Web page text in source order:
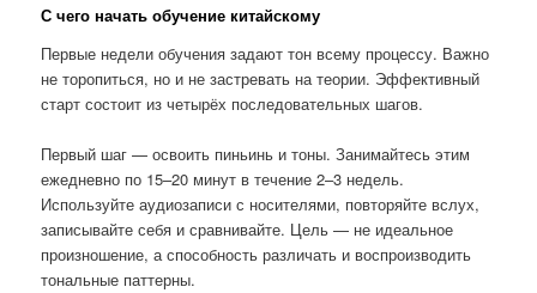
С чего начать обучение китайскому
Первые недели обучения задают тон всему процессу. Важно
не торопиться, но и не застревать на теории. Эффективный
старт состоит из четырёх последовательных шагов.
Первый шаг — освоить пиньинь и тоны. Занимайтесь этим
ежедневно по 15–20 минут в течение 2–3 недель.
Используйте аудиозаписи с носителями, повторяйте вслух,
записывайте себя и сравнивайте. Цель — не идеальное
произношение, а способность различать и воспроизводить
тональные паттерны.